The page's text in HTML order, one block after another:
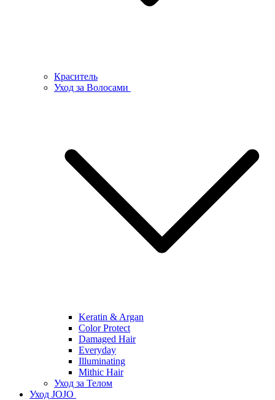
Краситель
Уход за Волосами
Keratin & Argan
Color Protect
Damaged Hair
Everyday
Illuminating
Mithic Hair
Уход за Телом
Уход JOJO